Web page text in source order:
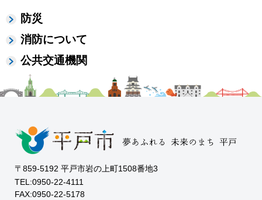
防災
消防について
公共交通機関
〒859-5192 平戸市岩の上町1508番地3
TEL:0950-22-4111
FAX:0950-22-5178